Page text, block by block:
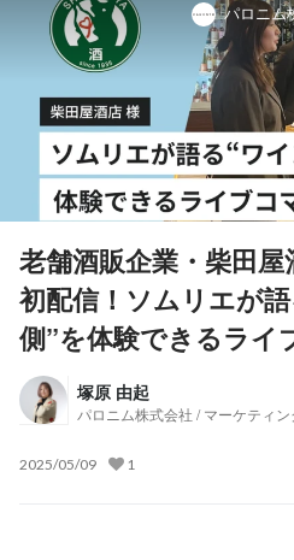
パロニム
老舗酒販企業・柴田
初配信！ソムリエが
側”を体験できるライ
塚原 由起
パロニム株式会社 / マーケティ
2025/05/09 1